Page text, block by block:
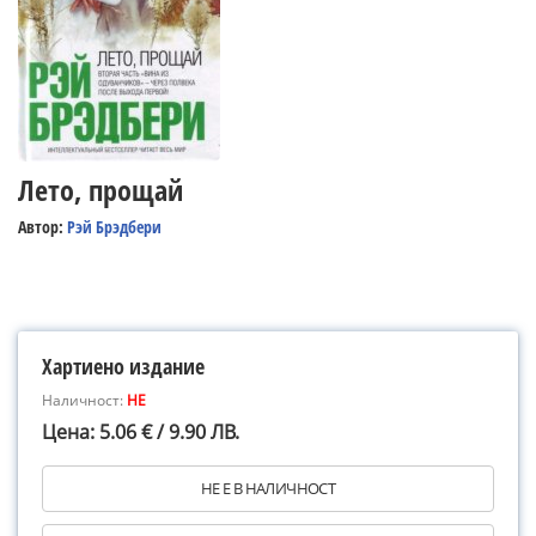
Лето, прощай
Автор: Рэй Брэдбери
Хартиено издание
Наличност: НЕ
Цена: 5.06 € / 9.90 ЛВ.
НЕ Е В НАЛИЧНОСТ